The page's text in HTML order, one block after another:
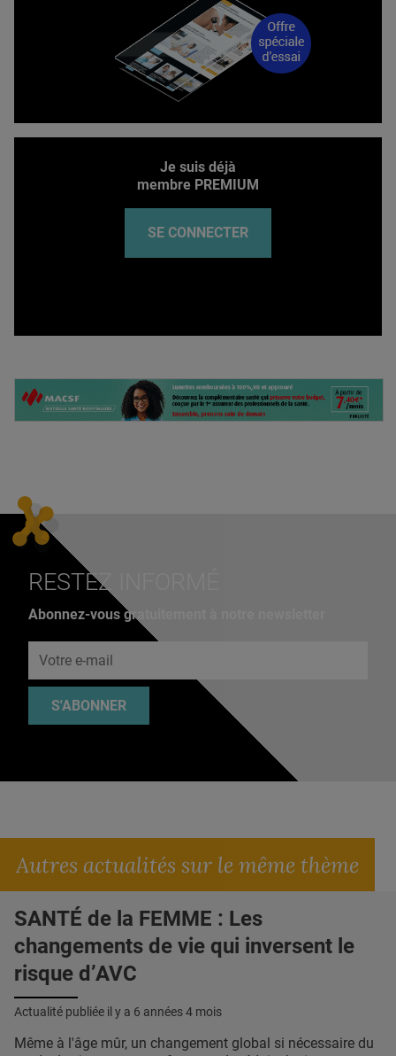
Je suis déjà
membre PREMIUM
SE CONNECTER
RESTEZ INFORMÉ
Abonnez-vous gratuitement à notre newsletter
S'ABONNER
Autres actualités sur le même thème
SANTÉ de la FEMME : Les
changements de vie qui inversent le
risque d’AVC
Actualité publiée il y a 6 années 4 mois
Même à l'âge mûr, un changement global si nécessaire du